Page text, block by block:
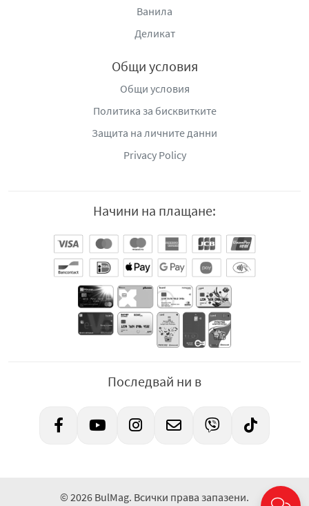
Ванила
Деликат
Общи условия
Общи условия
Политика за бисквитките
Защита на личните данни
Privacy Policy
Начини на плащане:
Последвай ни в
© 2026 BulMag. Всички права запазени.